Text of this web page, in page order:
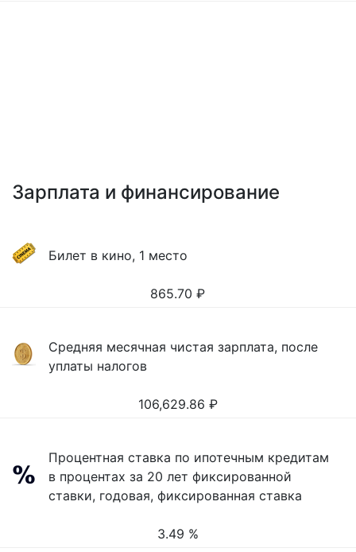
Зарплата и финансирование
Билет в кино, 1 место
865.70 ₽
Средняя месячная чистая зарплата, после
уплаты налогов
106,629.86 ₽
Процентная ставка по ипотечным кредитам
в процентах за 20 лет фиксированной
ставки, годовая, фиксированная ставка
3.49 %